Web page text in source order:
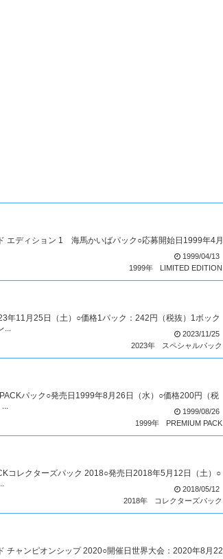
エディション 1 海馬かいばパック○応募開始日1999年4月
1999/04/13
1999年
LIMITED EDITION
年11月25日（土）○価格1パック：242円（税抜）1ボック
...
2023/11/25
2023年
スペシャルパック
パック○発売日1999年8月26日（水）○価格200円（税
1999/08/26
1999年
PREMIUM PACK
コレクターズパック 2018○発売日2018年5月12日（土）○
2018/05/12
2018年
コレクターズパック
チャンピオンシップ 2020○開催日世界大会：2020年8月22